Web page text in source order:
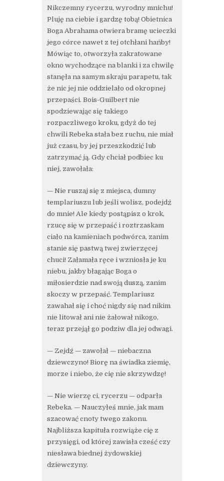
Nikczemny rycerzu, wyrodny mnichu!
Pluję na ciebie i gardzę tobą! Obietnica
Boga Abrahama otwiera bramę ucieczki
jego córce nawet z tej otchłani hańby!
Mówiąc to, otworzyła zakratowane
okno wychodzące na blanki i za chwilę
stanęła na samym skraju parapetu, tak
że nic jej nie oddzielało od okropnej
przepaści. Bois-Guilbert nie
spodziewając się takiego
rozpaczliwego kroku, gdyż do tej
chwili Rebeka stała bez ruchu, nie miał
już czasu, by jej przeszkodzić lub
zatrzymać ją. Gdy chciał podbiec ku
niej, zawołała:
— Nie ruszaj się z miejsca, dumny
templariuszu lub jeśli wolisz, podejdź
do mnie! Ale kiedy postąpisz o krok,
rzucę się w przepaść i roztrzaskam
ciało na kamieniach podwórca, zanim
stanie się pastwą twej zwierzęcej
chuci! Załamała ręce i wzniosła je ku
niebu, jakby błagając Boga o
miłosierdzie nad swoją duszą, zanim
skoczy w przepaść. Templariusz
zawahał się i choć nigdy się nad nikim
nie litował ani nie żałował nikogo,
teraz przejął go podziw dla jej odwagi.
— Zejdź — zawołał — niebaczna
dziewczyno! Biorę na świadka ziemię,
morze i niebo, że cię nie skrzywdzę!
— Nie wierzę ci, rycerzu — odparła
Rebeka. — Nauczyłeś mnie, jak mam
szacować cnoty twego zakonu.
Najbliższa kapituła rozwiąże cię z
przysięgi, od której zawisła cześć czy
niesława biednej żydowskiej
dziewczyny.